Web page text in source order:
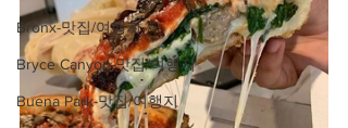
Bronx-맛집/여행지
Bryce Canyon-맛집/여행지
Buena Park-맛집/여행지